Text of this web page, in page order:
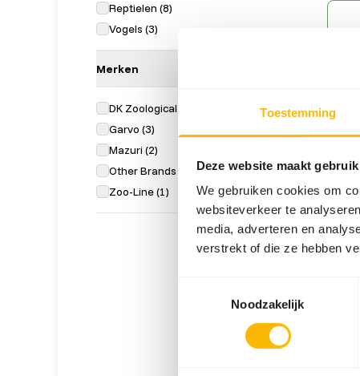
Toestemming
Deze website maakt
We gebruiken cookies om
websiteverkeer te
media, adverteren en
verstrekt of die ze hebben
Noodzakelijk
Reptielen (8)
Vogels (3)
Merken
DK Zoological
Garvo (3)
Mazuri (2)
Other Brands
Zoo-Line(1)
UIT